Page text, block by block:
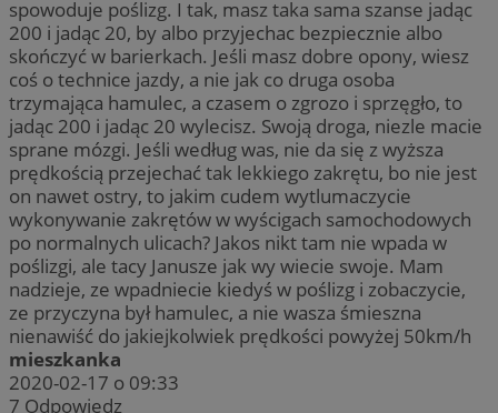
spowoduje poślizg. I tak, masz taka sama szanse jadąc
200 i jadąc 20, by albo przyjechac bezpiecznie albo
skończyć w barierkach. Jeśli masz dobre opony, wiesz
coś o technice jazdy, a nie jak co druga osoba
trzymająca hamulec, a czasem o zgrozo i sprzęgło, to
jadąc 200 i jadąc 20 wylecisz. Swoją droga, niezle macie
sprane mózgi. Jeśli według was, nie da się z wyższa
prędkością przejechać tak lekkiego zakrętu, bo nie jest
on nawet ostry, to jakim cudem wytlumaczycie
wykonywanie zakrętów w wyścigach samochodowych
po normalnych ulicach? Jakos nikt tam nie wpada w
poślizgi, ale tacy Janusze jak wy wiecie swoje. Mam
nadzieje, ze wpadniecie kiedyś w poślizg i zobaczycie,
ze przyczyna był hamulec, a nie wasza śmieszna
nienawiść do jakiejkolwiek prędkości powyżej 50km/h
mieszkanka
2020-02-17 o 09:33
7 Odpowiedz